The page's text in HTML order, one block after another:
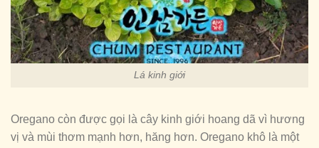
Lá kinh giới
Oregano còn được gọi là cây kinh giới hoang dã vì hương
vị và mùi thơm mạnh hơn, hăng hơn. Oregano khô là một